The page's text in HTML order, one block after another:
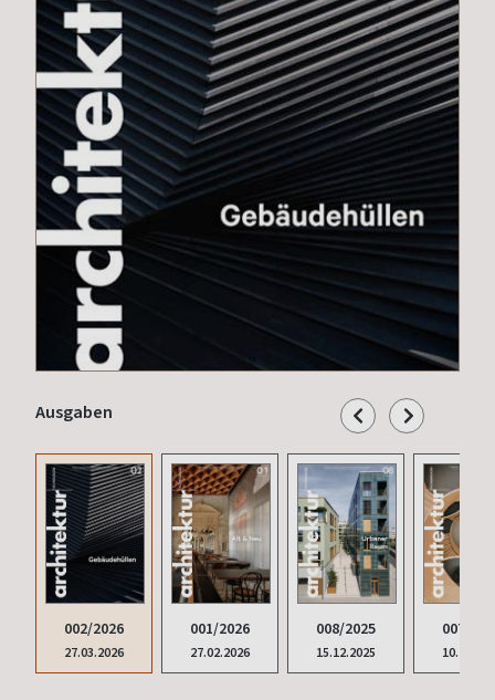
Ausgaben
002/2026
27.03.2026
001/2026
27.02.2026
008/2025
15.12.2025
007/